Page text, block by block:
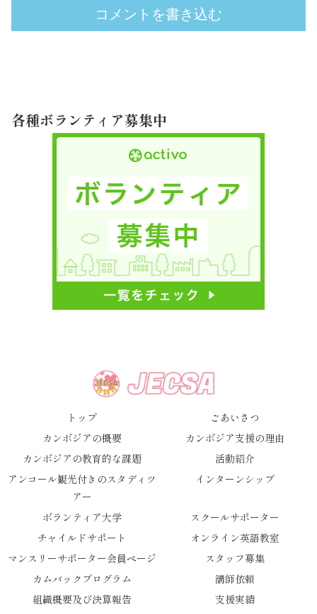
コメントを書き込む
各種ボランティア募集中
トップ
ごあいさつ
カンボジアの概要
カンボジア支援の理由
カンボジアの教育的な課題
活動紹介
アンコール観光付きのスタディツ
アー
インターンシップ
ボランティア大学
スクールサポーター
チャイルドサポート
オンライン英語教室
マンスリーサポーター会員ページ
スタッフ募集
カムバックプログラム
講師依頼
組織概要及び決算報告
支援実績